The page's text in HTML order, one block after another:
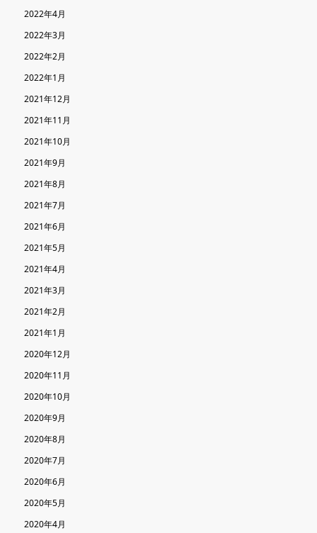
2022年4月
2022年3月
2022年2月
2022年1月
2021年12月
2021年11月
2021年10月
2021年9月
2021年8月
2021年7月
2021年6月
2021年5月
2021年4月
2021年3月
2021年2月
2021年1月
2020年12月
2020年11月
2020年10月
2020年9月
2020年8月
2020年7月
2020年6月
2020年5月
2020年4月